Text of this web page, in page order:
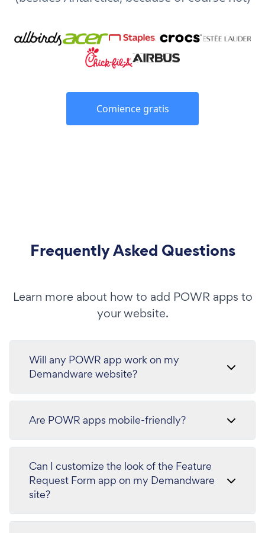
Comience gratis
Frequently Asked Questions
Learn more about how to add POWR apps to
your website.
Will any POWR app work on my
Demandware website?
Are POWR apps mobile-friendly?
Can I customize the look of the Feature
Request Form app on my Demandware
site?